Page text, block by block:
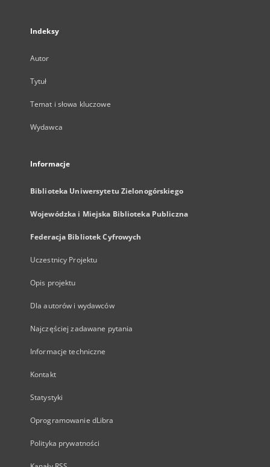
Indeksy
Autor
Tytuł
Temat i słowa kluczowe
Wydawca
Informacje
Biblioteka Uniwersytetu Zielonogórskiego
Wojewódzka i Miejska Biblioteka Publiczna
Federacja Bibliotek Cyfrowych
Uczestnicy Projektu
Opis projektu
Dla autorów i wydawców
Najczęściej zadawane pytania
Informacje techniczne
Kontakt
Statystyki
Oprogramowanie dLibra
Polityka prywatności